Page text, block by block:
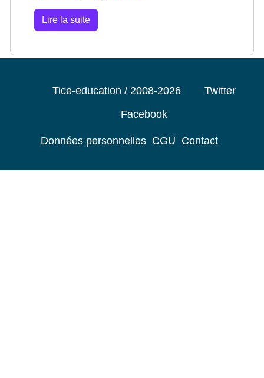
Lire la suite
Tice-education / 2008-2026
Twitter
Facebook
Données personnelles CGU Contact